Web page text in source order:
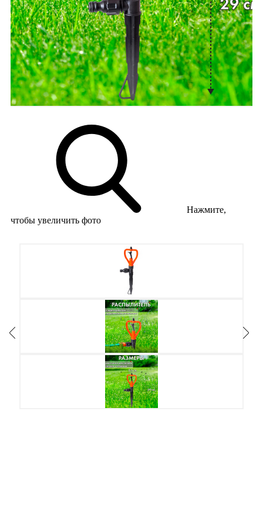
Нажмите,
чтобы увеличить фото